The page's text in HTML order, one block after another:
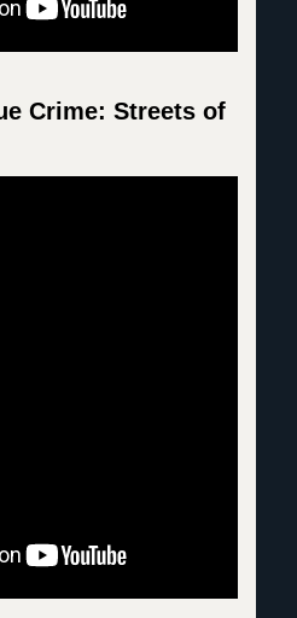
Crime: Streets of